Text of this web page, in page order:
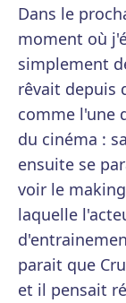
Dans le
moment où
simplement
rêvait depuis
comme l'une
du cinéma :
ensuite se
voir le
laquelle
parait que
et il pensait